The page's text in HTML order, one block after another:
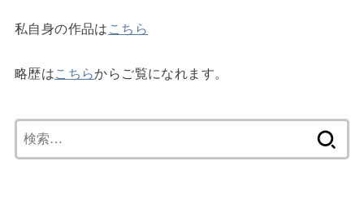
私自身の作品は こちら
略歴はこちらからご覧になれます。
索: